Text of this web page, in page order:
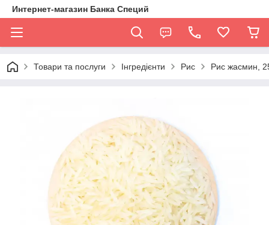
Интернет-магазин Банка Специй
Товари та послуги Інгредієнти Рис Рис жасмин,